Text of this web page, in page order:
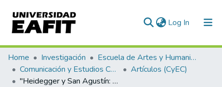
Log In (current)
Communities & Collections
All of DSpace
Home Investigación
Escuela de Artes y Humanidades
Comunicación y Estudios Culturales
Artículos (CyEC)
"Heidegger y San Agustín: tres consideraciones fenomenológico-hermenéuticas sobre la antinomia del olvido".